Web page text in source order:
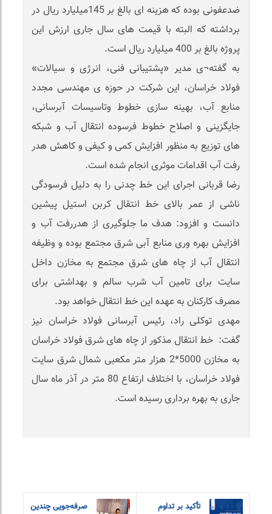
ضدعفونی بوده که هزینه ای بالغ بر 145میلیارد ریال در
برداشته که البته با قیمت های سال جاری ارزش این
پروژه بالغ بر 400 میلیارد ریال است.
به گفته¬ی مدیر «پشتیبانی فنی، انرژی و سیالات»
فولاد خراسان، این شرکت در حوزه ی مهندسی مجدد
منابع آب، بهینه سازی خطوط وتاسیسات آبرسانی،
جایگزینی و اصلاح خطوط فرسوده انتقال آب و شبکه
های توزیع به منظور افزایش کمی و کیفی و کاهش هدر
رفت آب اقدامات موثری انجام شده است.
رضا قربانی اجرای این خط چدنی را به دلیل فرسودگی
ناشی از عمر بالای خط انتقال کربن استیل پیشین
دانست و افزود: هدف ما جلوگیری از هدررفت آب و
افزایش بهره وری منابع آبی شرق مجتمع بوده و وظیفه
انتقال آب از چاه های شرق مجتمع به مخازن داخل
سایت برای تامین آب شرب سالم و بهداشتی برای
مصرف کارکنان به عهده این خط انتقال خواهد بود.
مهدی توکلی راد، رئیس آبرسانی فولاد خراسان نیز
گفت: خط انتقال مذکور از چاه های شرق فولاد خراسان
به مخازن 5000*2 هزار متر مکعبی شمال شرق سایت
فولاد خراسان، با اختلاف ارتفاع 80 متر در آذر ماه سال
جاری به بهره برداری رسیده است.
تأکید بر تداوم
صرفه‌جویی چندین